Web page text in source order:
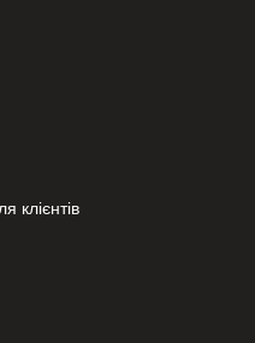
клієнтів